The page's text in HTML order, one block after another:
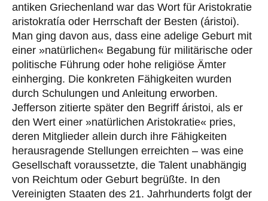
antiken Griechenland war das Wort für Aristokratie
aristokratía oder Herrschaft der Besten (áristoi).
Man ging davon aus, dass eine adelige Geburt mit
einer »natürlichen« Begabung für militärische oder
politische Führung oder hohe religiöse Ämter
einherging. Die konkreten Fähigkeiten wurden
durch Schulungen und Anleitung erworben.
Jefferson zitierte später den Begriff áristoi, als er
den Wert einer »natürlichen Aristokratie« pries,
deren Mitglieder allein durch ihre Fähigkeiten
herausragende Stellungen erreichten – was eine
Gesellschaft voraussetzte, die Talent unabhängig
von Reichtum oder Geburt begrüßte. In den
Vereinigten Staaten des 21. Jahrhunderts folgt der